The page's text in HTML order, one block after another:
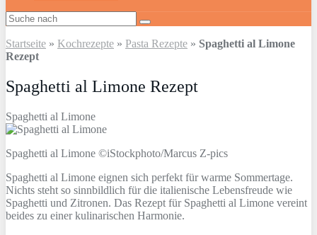
Startseite » Kochrezepte » Pasta Rezepte » Spaghetti al Limone
Rezept
Spaghetti al Limone Rezept
Spaghetti al Limone
Spaghetti al Limone ©iStockphoto/Marcus Z-pics
Spaghetti al Limone eignen sich perfekt für warme Sommertage.
Nichts steht so sinnbildlich für die italienische Lebensfreude wie
Spaghetti und Zitronen. Das Rezept für Spaghetti al Limone vereint
beides zu einer kulinarischen Harmonie.